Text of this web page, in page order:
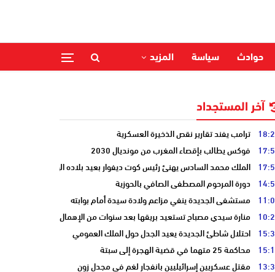
حوادث سياسة المزيد
آخر المستجداد
ترامب يفند تقارير نقص الذخيرة العسكرية
فوكس يطالب بإقصاء المغرب من مونديال 2030
الملك محمد السادس يهنئ رئيس كوت ديفوار بعيد بلاده الوطني
دورة المرحوم المصطفى الصافي بالحوزية
مستشفى الجديدة ينفي مزاعم ولادة سيدة أمام بوابته
منارة سيدي مصباح تستعيد بريقها بعد سنوات من الإهمال
احتلال شاطئ الجديدة يعيد الجدل حول الملك العمومي
محاكمة 25 متهما في قضية الهجرة إلى سبتة
مقتل عسكريين إسرائيليين بانفجار لغم في مجدل زون